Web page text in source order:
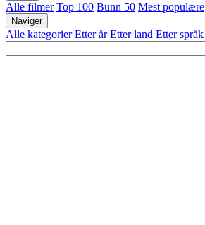
Alle filmer Top 100 Bunn 50 Mest populære
Naviger
Alle kategorier Etter år Etter land Etter språk